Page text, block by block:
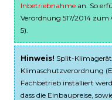
Inbetriebnahme an. So
Verordnung 517/2014
5).
Hinweis! Split-
Klimaschutzverordnung
Fachbetrieb installiert
dass die Einbaupreise,